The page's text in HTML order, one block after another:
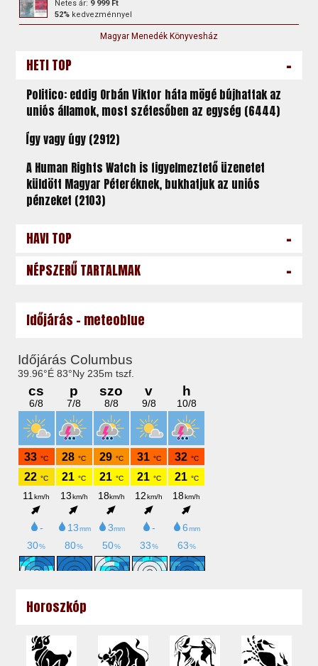
Netes ár: 9 999 Ft
52% kedvezménnyel
Magyar Menedék Könyvesház
HETI TOP -
Politico: eddig Orbán Viktor háta mögé bújhattak az
uniós államok, most szétesőben az egység (6444)
Így vagy úgy (2912)
A Human Rights Watch is figyelmeztető üzenetet
küldött Magyar Péteréknek, bukhatjuk az uniós
pénzeket (2103)
HAVI TOP -
NÉPSZERŰ TARTALMAK -
Időjárás - meteoblue
Horoszkóp